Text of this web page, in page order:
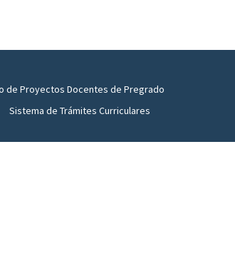
de Proyectos Docentes de Pregrado
Sistema de Trámites Curriculares